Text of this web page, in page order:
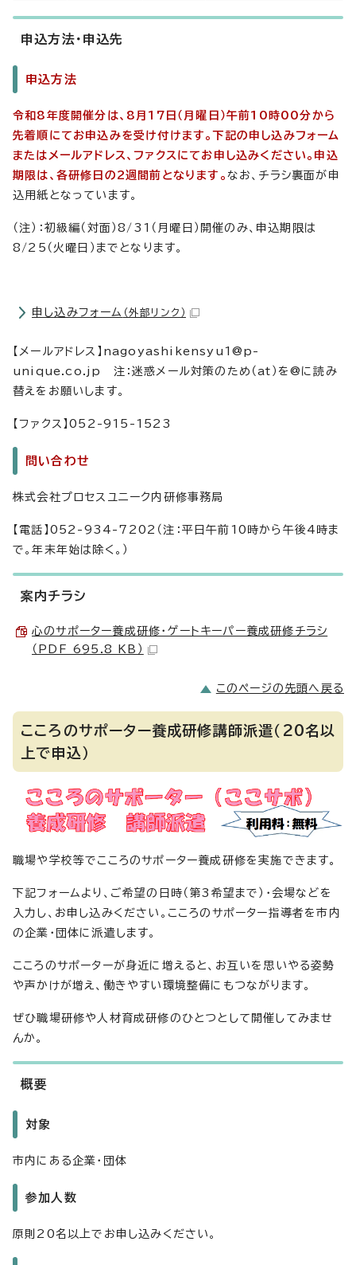
申込方法・申込先
申込方法
令和8年度開催分は、8月17日（月曜日）午前10時00分から
先着順にてお申込みを受け付けます。下記の申し込みフォーム
またはメールアドレス、ファクスにてお申し込みください。申込
期限は、各研修日の2週間前となります。 なお、チラシ裏面が申
込用紙となっています。
（注）：初級編（対面）8/31（月曜日）開催のみ、申込期限は
8/25（火曜日）までとなります。
申し込みフォーム （外部リンク）
【メールアドレス】nagoyashikensyu1@p-
unique.co.jp 注：迷惑メール対策のため（at）を@に読み
替えをお願いします。
【ファクス】052-915-1523
問い合わせ
株式会社プロセスユニーク内研修事務局
【電話】052-934-7202（注：平日午前10時から午後4時ま
で。年末年始は除く。）
案内チラシ
心のサポーター養成研修・ゲートキーパー養成研修チラシ
（PDF 695.8 KB）
このページの先頭へ戻る
こころのサポーター養成研修講師派遣（20名以
上で申込）
職場や学校等でこころのサポーター養成研修を実施できます。
下記フォームより、ご希望の日時（第3希望まで）・会場などを
入力し、お申し込みください。こころのサポーター指導者を市内
の企業・団体に派遣します。
こころのサポーターが身近に増えると、お互いを思いやる姿勢
や声かけが増え、働きやすい環境整備にもつながります。
ぜひ職場研修や人材育成研修のひとつとして開催してみませ
んか。
概要
対象
市内にある企業・団体
参加人数
原則20名以上でお申し込みください。